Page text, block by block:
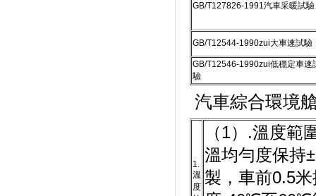
GB/T127826-1991汽車采暖試驗
GB/T12544-1990zui大車速試驗
GB/T12546-1990zui低穩定車速
驗
汽車綜合環境
1.
溫
度
（1）.溫度範圍
溫均勻度保持
製，車前0.5